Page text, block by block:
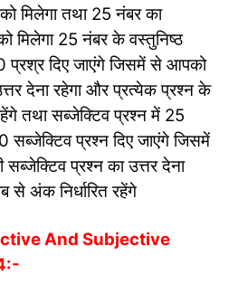
मिलेगा तथा 25 नंबर का
मिलेगा 25 नंबर के वस्तुनिष्ठ
दिए जाएंगे जिसमें से आपको
देना रहेगा और प्रत्येक प्रश्न के
तथा सब्जेक्टिव प्रश्न में 25
प्रश्न दिए जाएंगे जिसमें
प्रश्न का उत्तर देना
से अंक निर्धारित रहेंगे
And Subjective